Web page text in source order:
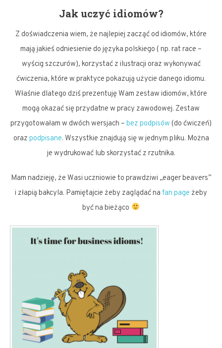
Jak uczyć idiomów?
Z doświadczenia wiem, że najlepiej zacząć od idiomów, które
mają jakieś odniesienie do języka polskiego ( np. rat race –
wyścig szczurów), korzystać z ilustracji oraz wykonywać
ćwiczenia, które w praktyce pokazują użycie danego idiomu.
Właśnie dlatego dziś prezentuję Wam zestaw idiomów, które
mogą okazać się przydatne w pracy zawodowej. Zestaw
przygotowałam w dwóch wersjach – bez podpisów (do ćwiczeń)
oraz podpisane. Wszystkie znajdują się w jednym pliku. Można
je wydrukować lub skorzystać z rzutnika.
Mam nadzieję, że Wasi uczniowie to prawdziwi „eager beavers”
i złapią bakcyla. Pamiętajcie żeby zaglądać na fan page żeby
być na bieżąco